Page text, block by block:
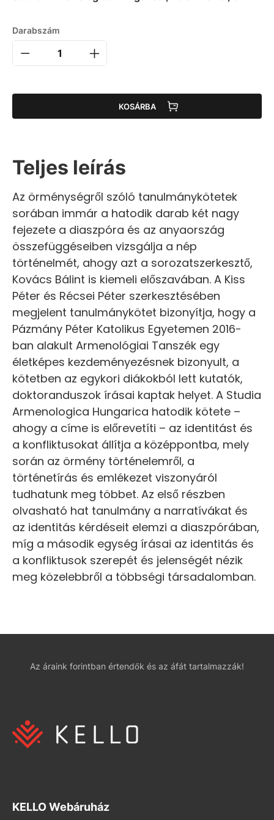
Darabszám
KOSÁRBA
Teljes leírás
Az örménységről szóló tanulmánykötetek
sorában immár a hatodik darab két nagy
fejezete a diaszpóra és az anyaország
összefüggéseiben vizsgálja a nép
történelmét, ahogy azt a sorozatszerkesztő,
Kovács Bálint is kiemeli előszavában. A Kiss
Péter és Récsei Péter szerkesztésében
megjelent tanulmánykötet bizonyítja, hogy a
Pázmány Péter Katolikus Egyetemen 2016-
ban alakult Armenológiai Tanszék egy
életképes kezdeményezésnek bizonyult, a
kötetben az egykori diákokból lett kutatók,
doktoranduszok írásai kaptak helyet. A Studia
Armenologica Hungarica hatodik kötete –
ahogy a címe is előrevetíti – az identitást és
a konfliktusokat állítja a középpontba, mely
során az örmény történelemről, a
történetírás és emlékezet viszonyáról
tudhatunk meg többet. Az első részben
olvasható hat tanulmány a narratívákat és
az identitás kérdéseit elemzi a diaszpórában,
míg a második egység írásai az identitás és
a konfliktusok szerepét és jelenségét nézik
meg közelebbről a többségi társadalomban.
Az áraink forintban értendők és az áfát tartalmazzák!
KELLO Webáruház